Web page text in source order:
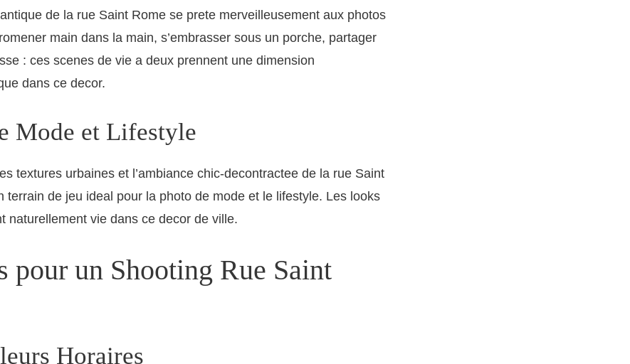
de la rue Saint Rome se prete merveilleusement aux photos
main dans la main, s’embrasser sous un porche, partager
: ces scenes de vie a deux prennent une dimension
dans ce decor.
Mode et Lifestyle
textures urbaines et l’ambiance chic-decontractee de la rue Saint
terrain de jeu ideal pour la photo de mode et le lifestyle. Les looks
naturellement vie dans ce decor de ville.
pour un Shooting Rue Saint
Horaires